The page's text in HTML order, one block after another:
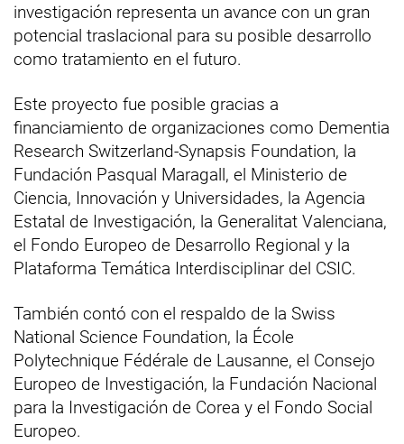
investigación representa un avance con un gran
potencial traslacional para su posible desarrollo
como tratamiento en el futuro.
Este proyecto fue posible gracias a
financiamiento de organizaciones como Dementia
Research Switzerland-Synapsis Foundation, la
Fundación Pasqual Maragall, el Ministerio de
Ciencia, Innovación y Universidades, la Agencia
Estatal de Investigación, la Generalitat Valenciana,
el Fondo Europeo de Desarrollo Regional y la
Plataforma Temática Interdisciplinar del CSIC.
También contó con el respaldo de la Swiss
National Science Foundation, la École
Polytechnique Fédérale de Lausanne, el Consejo
Europeo de Investigación, la Fundación Nacional
para la Investigación de Corea y el Fondo Social
Europeo.